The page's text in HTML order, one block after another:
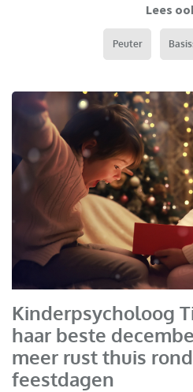
Lees
Peuter
Kinderpsycholoog
haar beste
meer rust thuis
feestdagen